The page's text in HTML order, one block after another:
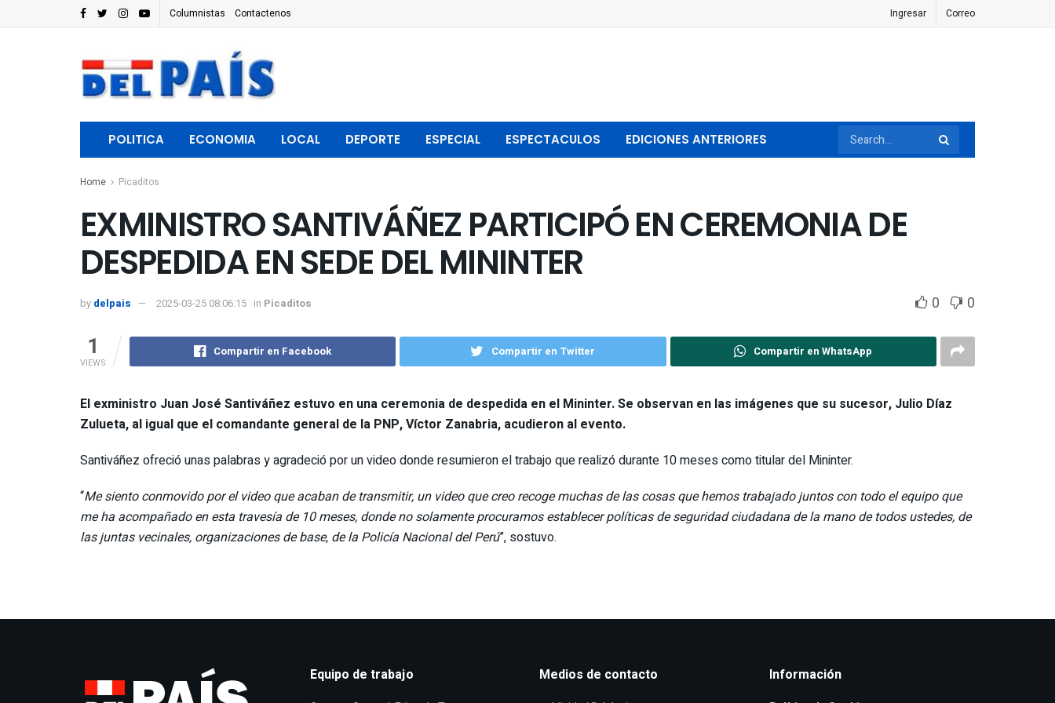
Columnistas Contactenos Ingresar Correo
POLITICA ECONOMIA LOCAL DEPORTE ESPECIAL ESPECTACULOS EDICIONES ANTERIORES
Home Picaditos
EXMINISTRO SANTIVÁÑEZ PARTICIPÓ EN CEREMONIA DE
DESPEDIDA EN SEDE DEL MININTER
by delpais 2025-03-25 08:06:15 in Picaditos 0 0
1
VIEWS
Compartir en Facebook Compartir en Twitter Compartir en WhatsApp
El exministro Juan José Santiváñez estuvo en una ceremonia de despedida en el Mininter. Se observan en las imágenes que su sucesor, Julio Díaz
Zulueta, al igual que el comandante general de la PNP, Víctor Zanabria, acudieron al evento.
Santiváñez ofreció unas palabras y agradeció por un video donde resumieron el trabajo que realizó durante 10 meses como titular del Mininter.
“Me siento conmovido por el video que acaban de transmitir, un video que creo recoge muchas de las cosas que hemos trabajado juntos con todo el equipo que
me ha acompañado en esta travesía de 10 meses, donde no solamente procuramos establecer políticas de seguridad ciudadana de la mano de todos ustedes, de
las juntas vecinales, organizaciones de base, de la Policía Nacional del Perú”, sostuvo.
Equipo de trabajo Medios de contacto Información